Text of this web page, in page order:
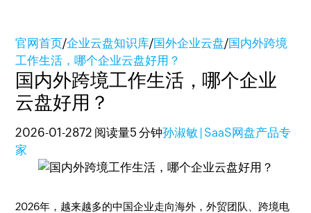
官网首页/企业云盘知识库/国外企业云盘/国内外跨境
工作生活，哪个企业云盘好用？
国内外跨境工作生活，哪个企业
云盘好用？
2026-01-2872 阅读量5 分钟孙淑敏 | SaaS网盘产品专
家
2026年，越来越多的中国企业走向海外，外贸团队、跨境电